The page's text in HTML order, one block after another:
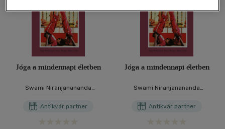
Jóga a mindennapi életben
Swami Niranjanananda
Antikvár partner
Jóga a mindennapi életben
Swami Niranjanananda
Antikvár partner